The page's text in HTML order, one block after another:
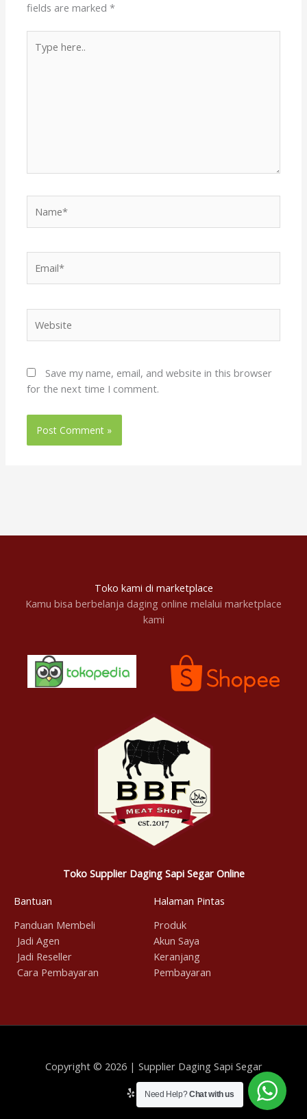
fields are marked*
here..
Save my name, email, and website in this browser
for the next time I comment.
Toko kami di marketplace
Kamu bisa berbelanja daging online melalui marketplace
kami
Toko Supplier Daging Sapi Segar Online
Bantuan
Panduan Membeli
Jadi Agen
Jadi Reseller
Cara Pembayaran
Halaman Pintas
Produk
Akun Saya
Keranjang
Pembayaran
Copyright © 2026 | Supplier Daging Sapi Segar
Need Help?Chat with us